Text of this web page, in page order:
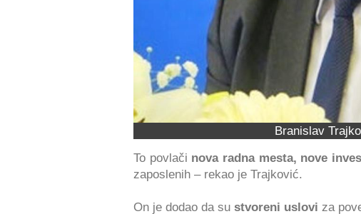
Branislav
To povlači nova radna mesta, nove
zaposlenih – rekao je Trajković.
On je dodao da su stvoreni uslovi za